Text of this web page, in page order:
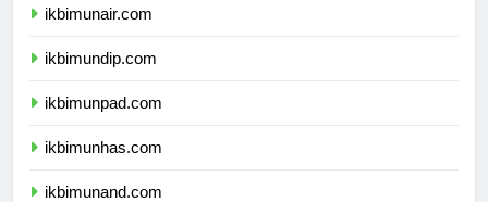
ikbimunair.com
ikbimundip.com
ikbimunpad.com
ikbimunhas.com
ikbimunand.com